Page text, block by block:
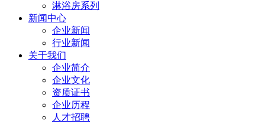
淋浴房系列
新闻中心
企业新闻
行业新闻
关于我们
企业简介
企业文化
资质证书
企业历程
人才招聘